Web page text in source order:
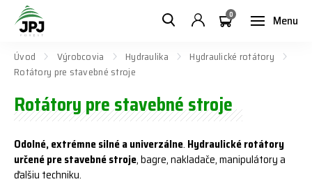
Menu
0
Úvod Výrobcovia Hydraulika
Hydraulické rotátory
Rotátory pre stavebné stroje
Rotátory pre stavebné stroje
Odolné, extrémne silné a univerzálne. Hydraulické rotátory
určené pre stavebné stroje, bagre, nakladače, manipulátory a
ďalšiu techniku.